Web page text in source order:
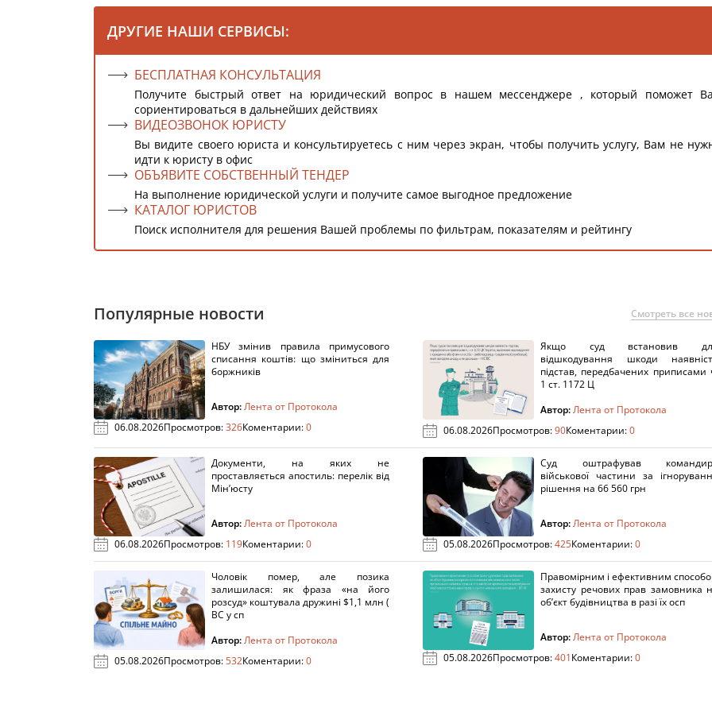
ДРУГИЕ НАШИ СЕРВИСЫ:
БЕСПЛАТНАЯ КОНСУЛЬТАЦИЯ
Получите быстрый ответ на юридический вопрос в нашем мессенджере , который поможет
сориентироваться в дальнейших действиях
ВИДЕОЗВОНОК ЮРИСТУ
Вы видите своего юриста и консультируетесь с ним через экран, чтобы получить услугу, Вам не
идти к юристу в офис
ОБЪЯВИТЕ СОБСТВЕННЫЙ ТЕНДЕР
На выполнение юридической услуги и получите самое выгодное предложение
КАТАЛОГ ЮРИСТОВ
Поиск исполнителя для решения Вашей проблемы по фильтрам, показателям и рейтингу
Популярные новости Смотреть все
НБУ змінив правила примусового
списання коштів: що зміниться для
боржників
Автор:Лента от Протокола
06.08.2026Просмотров:326Коментарии:0
Якщо суд встановив
відшкодування шкоди
підстав, передбачених приписами
1 ст. 1172 Ц
Автор:Лента от Протокола
06.08.2026Просмотров:90Коментарии:0
Документи, на яких не
проставляється апостиль: перелік від
Мін’юсту
Автор:Лента от Протокола
06.08.2026Просмотров: 119Коментарии:0
Суд оштрафував
військової частини за
рішення на 66 560 грн
Автор:Лента от Протокола
05.08.2026Просмотров:425Коментарии:0
Чоловік помер, але позика
залишилася: як фраза «на його
розсуд» коштувала дружині $1,1 млн (
ВС у сп
Автор:Лента от Протокола
05.08.2026Просмотров:532Коментарии:0
Правомірним і ефективним
захисту речових прав замовника
об’єкт будівництва в разі їх осп
Автор:Лента от Протокола
05.08.2026Просмотров:401Коментарии:0